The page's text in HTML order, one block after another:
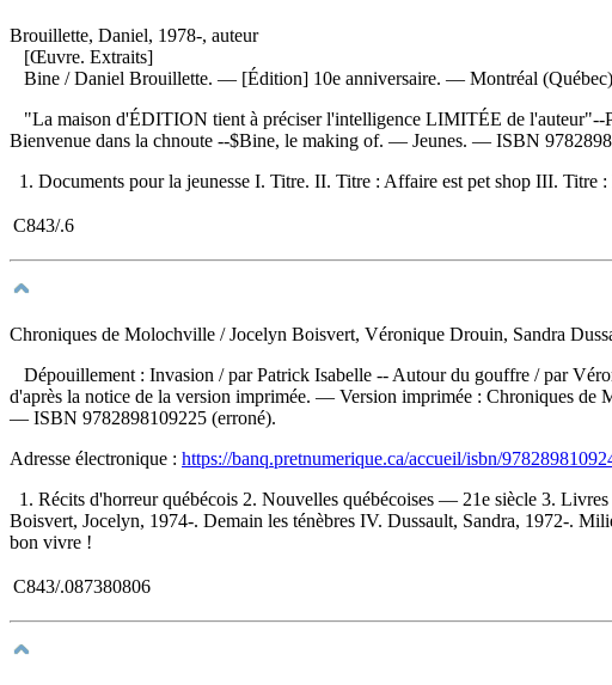
Brouillette, Daniel, 1978-, auteur
[Œuvre. Extraits]
Bine / Daniel Brouillette. — [Édition] 10e anniversaire. — Montréal
"La maison d'ÉDITION tient à préciser l'intelligence LIMITÉE de
Bienvenue dans la chnoute --$Bine, le making of. — Jeunes. — ISBN
1. Documents pour la jeunesse I. Titre. II. Titre : Affaire est pet shop III. Titre :
C843/.6
Chroniques de Molochville / Jocelyn Boisvert, Véronique Drouin, Sandra
Dépouillement : Invasion / par Patrick Isabelle -- Autour du gouffre / par
d'après la notice de la version imprimée. — Version imprimée : Chroniques de
— ISBN 9782898109225 (erroné).
Adresse électronique : https://banq.pretnumerique.ca/accueil/isbn/
1. Récits d'horreur québécois 2. Nouvelles québécoises — 21e siècle 3.
Boisvert, Jocelyn, 1974-. Demain les ténèbres IV. Dussault, Sandra, 1972-.
bon vivre !
C843/.087380806